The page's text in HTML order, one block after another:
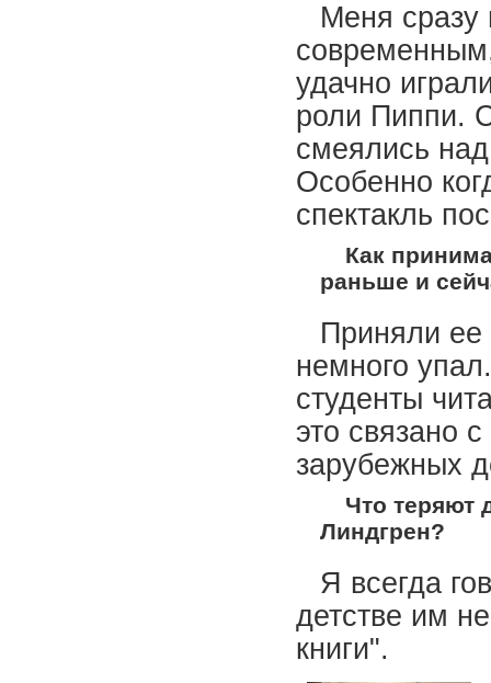
Меня сразу
удачно
роли Пиппи.
смеялись
Особенно
спектакль
Как
раньше и
Приняли ее
немного
студенты
это связано
зарубежных
Что теряют
Линдгрен?
Я всегда
детстве им
книги".